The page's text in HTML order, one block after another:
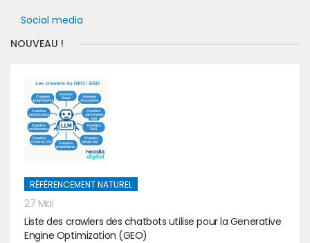
Social media
NOUVEAU !
RÉFÉRENCEMENT NATUREL
27 Mai
Liste des crawlers des chatbots utilise pour la Generative
Engine Optimization (GEO)